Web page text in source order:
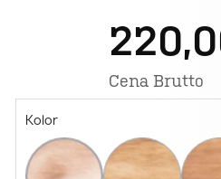
Cena Brutto
Kolor